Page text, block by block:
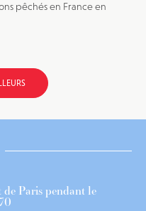
pêchés en France en
de Paris pendant le